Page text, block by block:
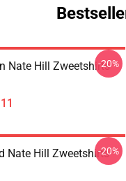
Nate Hill Zweetshirts-20%
Nate Hill Zweetshirts-20%